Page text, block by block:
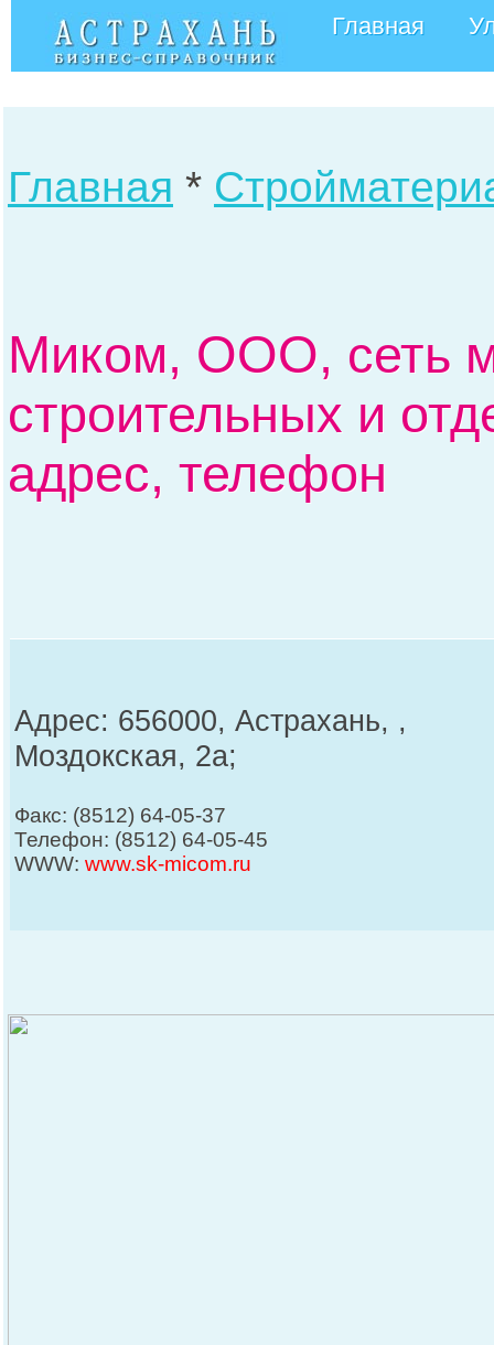
Главная
Главная *
Миком, ООО, сеть
строительных и
адрес, телефон
Адрес: 656000, Астрахань, ,
Моздокская, 2а;
Факс: (8512) 64-05-37
Телефон: (8512) 64-05-45
WWW: www.sk-micom.ru